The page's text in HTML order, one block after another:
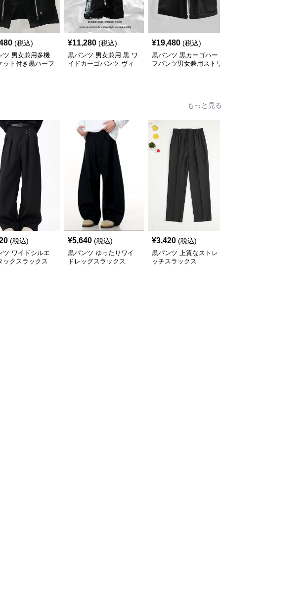
(税込)
ツ 男女兼用多機
ット付き黒ハーフ
¥11,280 (税込)
黒パンツ 男女兼用 黒 ワ
イドカーゴパンツ ヴィ
¥19,480 (税込)
黒パンツ 黒カーゴハー
フパンツ男女兼用ストリ
もっと見る
(税込)
ツ ワイドシルエ
ックスラックス
¥5,640 (税込)
黒パンツ ゆったりワイ
ドレッグスラックス
¥3,420 (税込)
黒パンツ 上質なストレ
ッチスラックス